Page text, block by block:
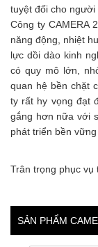
tuyệt đối cho người
Công ty CAMERA
năng động, nhiệt
lực dồi dào kinh
có quy mô lớn,
quan hệ bền chặt
ty rất hy vọng đạt
gắng hơn nữa với
phát triển bền vững
Với
Trân trọng phục vụ
SẢN PHẨM